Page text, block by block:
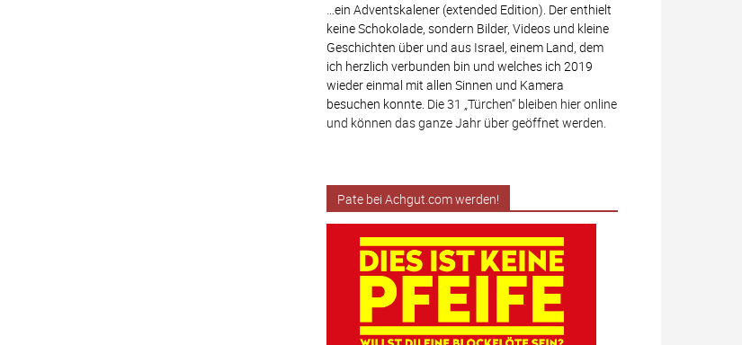
…ein Adventskalener (extended Edition). Der enthielt
keine Schokolade, sondern Bilder, Videos und kleine
Geschichten über und aus Israel, einem Land, dem
ich herzlich verbunden bin und welches ich 2019
wieder einmal mit allen Sinnen und Kamera
besuchen konnte. Die 31 „Türchen“ bleiben hier online
und können das ganze Jahr über geöffnet werden.
Pate bei Achgut.com werden!